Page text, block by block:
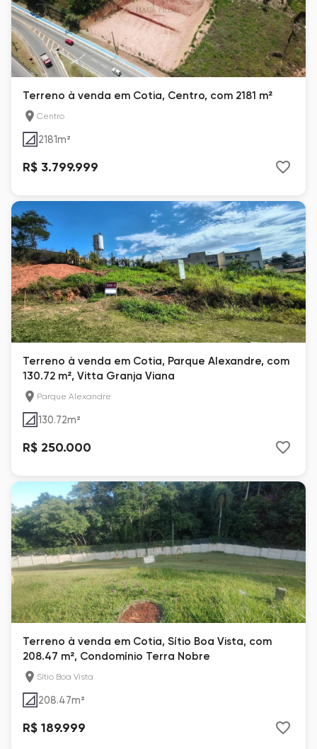
Terreno à venda em Cotia, Centro, com 2181 m²
Centro
2181m²
R$ 3.799.999
Terreno à venda em Cotia, Parque Alexandre, com
130.72 m², Vitta Granja Viana
Parque Alexandre
130.72m²
R$ 250.000
Terreno à venda em Cotia, Sítio Boa Vista, com
208.47 m², Condomínio Terra Nobre
Sítio Boa Vista
208.47m²
R$ 189.999